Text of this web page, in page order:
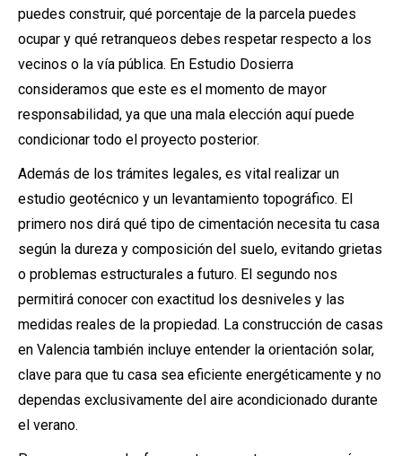
puedes construir, qué porcentaje de la parcela puedes
ocupar y qué retranqueos debes respetar respecto a los
vecinos o la vía pública. En Estudio Dosierra
consideramos que este es el momento de mayor
responsabilidad, ya que una mala elección aquí puede
condicionar todo el proyecto posterior.
Además de los trámites legales, es vital realizar un
estudio geotécnico y un levantamiento topográfico. El
primero nos dirá qué tipo de cimentación necesita tu casa
según la dureza y composición del suelo, evitando grietas
o problemas estructurales a futuro. El segundo nos
permitirá conocer con exactitud los desniveles y las
medidas reales de la propiedad. La construcción de casas
en Valencia también incluye entender la orientación solar,
clave para que tu casa sea eficiente energéticamente y no
dependas exclusivamente del aire acondicionado durante
el verano.